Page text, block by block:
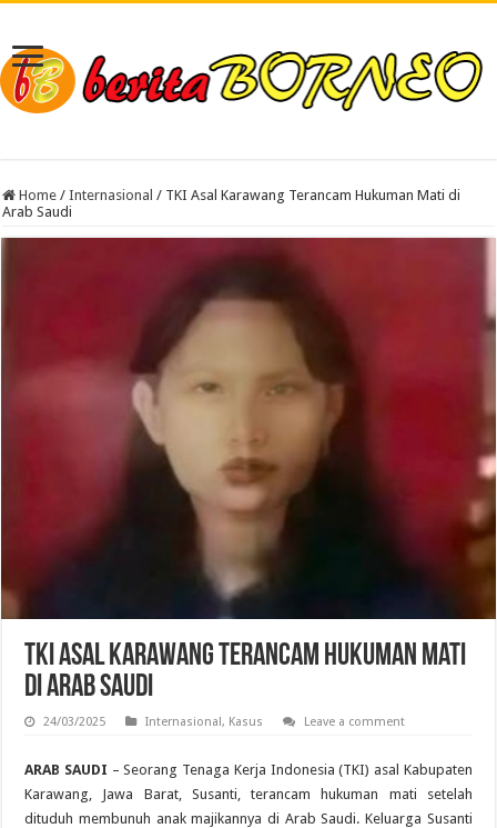
Home / Internasional / TKI Asal Karawang Terancam Hukuman Mati di
Arab Saudi
TKI Asal Karawang Terancam Hukuman Mati
di Arab Saudi
24/03/2025 Internasional, Kasus Leave a comment
ARAB SAUDI – Seorang Tenaga Kerja Indonesia (TKI) asal Kabupaten
Karawang, Jawa Barat, Susanti, terancam hukuman mati setelah
dituduh membunuh anak majikannya di Arab Saudi. Keluarga Susanti